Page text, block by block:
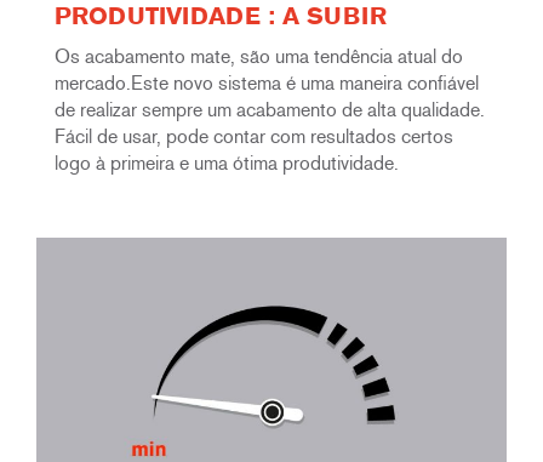
PRODUTIVIDADE : A SUBIR
Os acabamento mate, são uma tendência atual do
mercado.Este novo sistema é uma maneira confiável
de realizar sempre um acabamento de alta qualidade.
Fácil de usar, pode contar com resultados certos
logo à primeira e uma ótima produtividade.